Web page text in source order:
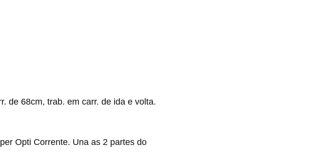
de 68cm, trab. em carr. de ida e volta.
Opti Corrente. Una as 2 partes do